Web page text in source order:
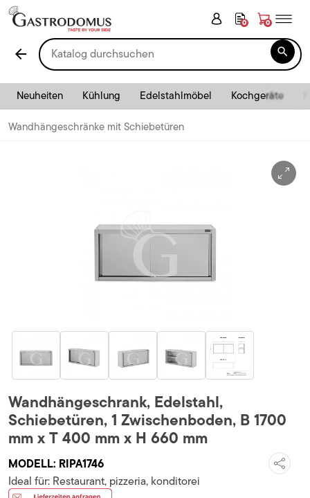
0 0
arrow_back 
Neuheiten Kühlung Edelstahlmöbel Kochgeräte
Wandhängeschränke mit Schiebetüren
Wandhängeschrank, Edelstahl,
Schiebetüren, 1 Zwischenboden, B 1700
mm x T 400 mm x H 660 mm
MODELL: RIPA1746
Ideal für: Restaurant, pizzeria, konditorei